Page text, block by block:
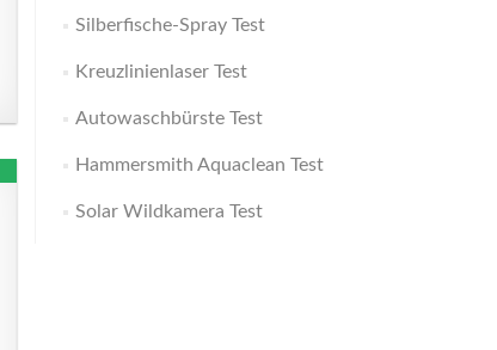
Silberfische-Spray Test
Kreuzlinienlaser Test
Autowaschbürste Test
Hammersmith Aquaclean Test
Solar Wildkamera Test